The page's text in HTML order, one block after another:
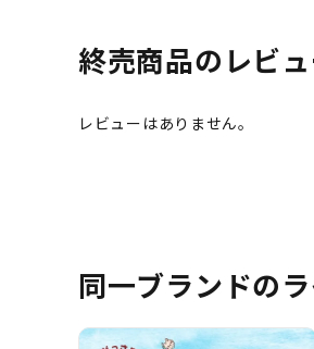
終売商品のレビ
同一ブランドの